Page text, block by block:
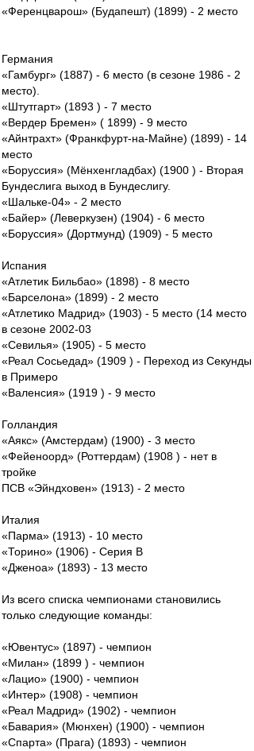
«Ференцварош» (Будапешт) (1899) - 2 место
Германия
«Гамбург» (1887) - 6 место (в сезоне 1986 - 2
место).
«Штутгарт» (1893 ) - 7 место
«Вердер Бремен» ( 1899) - 9 место
«Айнтрахт» (Франкфурт-на-Майне) (1899) - 14
место
«Боруссия» (Мёнхенгладбах) (1900 ) - Вторая
Бундеслига выход в Бундеслигу.
«Шальке-04» - 2 место
«Байер» (Леверкузен) (1904) - 6 место
«Боруссия» (Дортмунд) (1909) - 5 место
Испания
«Атлетик Бильбао» (1898) - 8 место
«Барселона» (1899) - 2 место
«Атлетико Мадрид» (1903) - 5 место (14 место
в сезоне 2002-03
«Севилья» (1905) - 5 место
«Реал Сосьедад» (1909 ) - Переход из Секунды
в Примеро
«Валенсия» (1919 ) - 9 место
Голландия
«Аякс» (Амстердам) (1900) - 3 место
«Фейеноорд» (Роттердам) (1908 ) - нет в
тройке
ПСВ «Эйндховен» (1913) - 2 место
Италия
«Парма» (1913) - 10 место
«Торино» (1906) - Серия В
«Дженоа» (1893) - 13 место
Из всего списка чемпионами становились
только следующие команды:
«Ювентус» (1897) - чемпион
«Милан» (1899 ) - чемпион
«Лацио» (1900) - чемпион
«Интер» (1908) - чемпион
«Реал Мадрид» (1902) - чемпион
«Бавария» (Мюнхен) (1900) - чемпион
«Спарта» (Прага) (1893) - чемпион